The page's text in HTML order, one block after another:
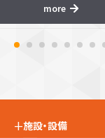
more
+施設・設備